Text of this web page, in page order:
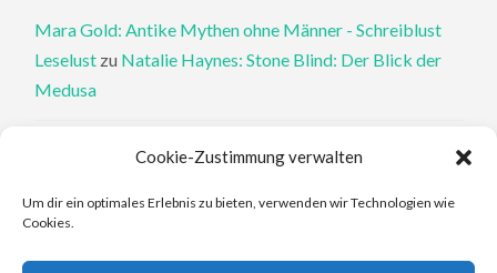
Cookie-Zustimmung verwalten
Um dir ein optimales Erlebnis zu bieten, verwenden wir Technologien wie
Cookies.
Mara Gold: Antike Mythen ohne Männer - Schreiblust
Leselust zu Natalie Haynes: Stone Blind: Der Blick der
Medusa
Philippa Perry: Die Therapeutin und ihre Mörder: Dr. Pat
Philippa Perry: Das Buch, von dem du dir wünschst, deine